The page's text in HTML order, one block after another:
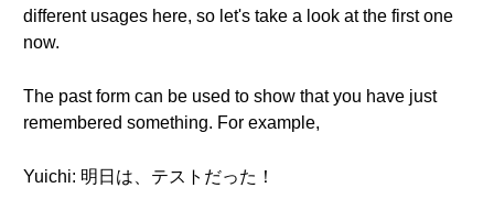
different usages here, so let's take a look at the first one
now.
The past form can be used to show that you have just
remembered something. For example,
Yuichi: 明日は、テストだった！